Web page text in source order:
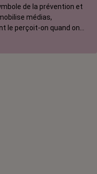
de la prévention et
médias,
le perçoit-on quand on